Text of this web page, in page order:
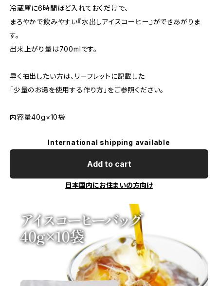
冷蔵庫に6時間ほど入れておくだけで、
まろやかで飲みやすい『水出しアイスコーヒー』ができあがりま
す。
出来上がり量は700mlです。
早く抽出したい方は、リーフレットに記載した
「少量のお湯を使用する作り方」をご参照ください。
内容量40g×10袋
International shipping available
Add to cart
日本国内にお住まいの方向け